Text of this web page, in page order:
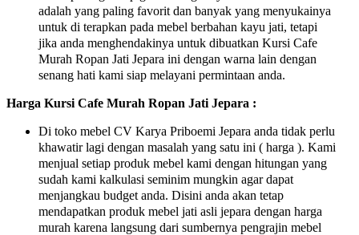
adalah yang paling favorit dan banyak yang menyukainya
untuk di terapkan pada mebel berbahan kayu jati, tetapi
jika anda menghendakinya untuk dibuatkan Kursi Cafe
Murah Ropan Jati Jepara ini dengan warna lain dengan
senang hati kami siap melayani permintaan anda.
Harga Kursi Cafe Murah Ropan Jati Jepara :
Di toko mebel CV Karya Priboemi Jepara anda tidak perlu
khawatir lagi dengan masalah yang satu ini ( harga ). Kami
menjual setiap produk mebel kami dengan hitungan yang
sudah kami kalkulasi seminim mungkin agar dapat
menjangkau budget anda. Disini anda akan tetap
mendapatkan produk mebel jati asli jepara dengan harga
murah karena langsung dari sumbernya pengrajin mebel